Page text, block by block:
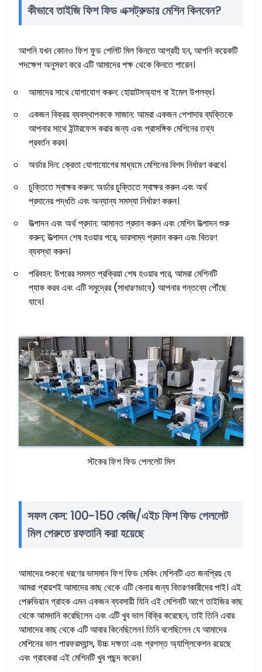
কীভাবে তাইজি ফিশ ফিড এক্সট্রুডার মেশিন কিনবেন?
আপনি যখন কোনও ফিশ ফুড পেলিট মিল কিনতে আগ্রহী হন, আপনি কয়েকটি
পদক্ষেপ অনুসরণ করে এটি আমাদের পক্ষ থেকে কিনতে পারেন।
আমাদের সাথে যোগাযোগ করুন: হোয়াটসঅ্যাপ বা ইমেল উপলব্ধ।
একজন বিক্রয় ব্যবস্থাপককে সাজান: আমরা একজন পেশাদার ব্যক্তিকে
আপনার সাথে ইন্টারফেস করার জন্য এবং প্রাসঙ্গিক মেশিনের তথ্য
প্রবর্তন করব।
অর্ডার দিন: ক্রেতা যোগাযোগের মাধ্যমে মেশিনের বিশদ নির্ধারণ করবে।
চুক্তিতে স্বাক্ষর করুন: অর্ডার চুক্তিতে স্বাক্ষর করুন এবং অর্থ
প্রদানের পদ্ধতি এবং অন্যান্য সমস্যা নির্ধারণ করুন।
উত্পাদন এবং অর্থ প্রদান: আমানত প্রদান করুন এবং মেশিন উত্পাদন শুরু
করুন; উত্পাদন শেষ হওয়ার পরে, ভারসাম্য প্রদান করুন এবং বিতরণ
ব্যবস্থা করুন।
পরিবহন: উপরের সমস্ত প্রক্রিয়া শেষ হওয়ার পরে, আমরা মেশিনটি
প্যাক করব এবং এটি সমুদ্রের (সাধারণভাবে) আপনার গন্তব্যে পৌঁছে
যাবে।
স্টকের ফিশ ফিড পেললেট মিল
সফল কেস: 100-150 কেজি/এইচ ফিশ ফিড পেললেট
মিল পেরুতে রফতানি করা হয়েছে
আমাদের শুকনো ধরণের ভাসমান ফিশ ফিড মেকিং মেশিনটি এত জনপ্রিয় যে
আমরা প্রায়শই আমাদের কাছ থেকে এটি কেনার জন্য বিতরণকারীদের পাই। এই
পেরুভিয়ান গ্রাহক এমন একজন ব্যবসায়ী যিনি এই মেশিনটি আগে তাইজির কাছ
থেকে আমদানি করেছিলেন এবং এটি খুব ভাল বিক্রি করেছেন, তাই তিনি এবার
আমাদের কাছ থেকে এটি আবার কিনেছিলেন। তিনি বলেছিলেন যে আমাদের
মেশিনের ভাল পারফরম্যান্স, উচ্চ দক্ষতা এবং প্রশস্ত অ্যাপ্লিকেশন রয়েছে
এবং গ্রাহকরা এই মেশিনটি খুব পছন্দ করেন।